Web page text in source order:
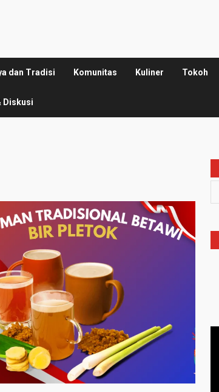
dan Tradisi Komunitas Kuliner Tokoh
Diskusi